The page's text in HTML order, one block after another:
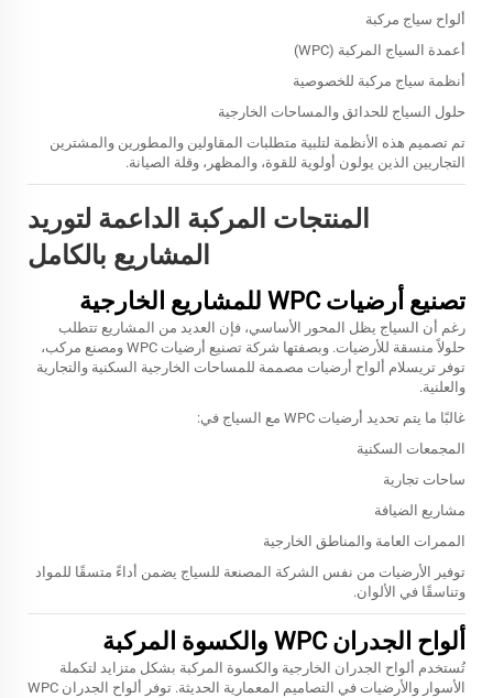
ألواح سياج مركبة
أعمدة السياج المركبة (WPC)
أنظمة سياج مركبة للخصوصية
حلول السياج للحدائق والمساحات الخارجية
تم تصميم هذه الأنظمة لتلبية متطلبات المقاولين والمطورين والمشترين
التجاريين الذين يولون أولوية للقوة، والمظهر، وقلة الصيانة.
المنتجات المركبة الداعمة لتوريد
المشاريع بالكامل
تصنيع أرضيات WPC للمشاريع الخارجية
رغم أن السياج يظل المحور الأساسي، فإن العديد من المشاريع تتطلب
حلولاً منسقة للأرضيات. وبصفتها شركة تصنيع أرضيات WPC ومصنع مركب،
توفر تريسلام ألواح أرضيات مصممة للمساحات الخارجية السكنية والتجارية
والعلنية.
غالبًا ما يتم تحديد أرضيات WPC مع السياج في:
المجمعات السكنية
ساحات تجارية
مشاريع الضيافة
الممرات العامة والمناطق الخارجية
توفير الأرضيات من نفس الشركة المصنعة للسياج يضمن أداءً متسقًا للمواد
وتناسقًا في الألوان.
ألواح الجدران WPC والكسوة المركبة
تُستخدم ألواح الجدران الخارجية والكسوة المركبة بشكل متزايد لتكملة
الأسوار والأرضيات في التصاميم المعمارية الحديثة. توفر ألواح الجدران WPC